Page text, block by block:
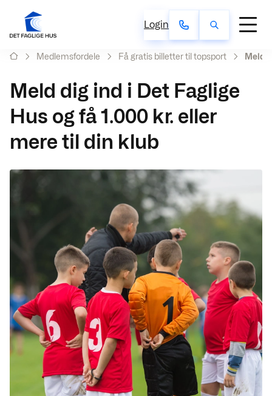
Login
Medlemsfordele Få gratis billetter til topsport Meld
Meld dig ind i Det Faglige
Hus og få 1.000 kr. eller
mere til din klub